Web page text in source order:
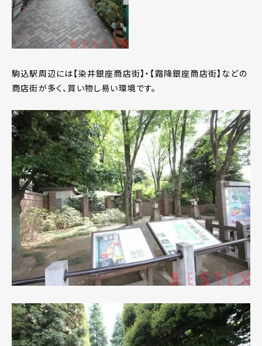
駒込駅周辺には【染井銀座商店街】・【霜降銀座商店街】などの
商店街が多く、買い物し易い環境です。